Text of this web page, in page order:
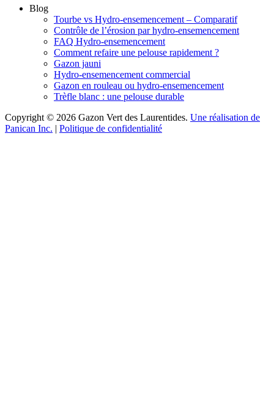
Blog
Tourbe vs Hydro-ensemencement – Comparatif
Contrôle de l’érosion par hydro-ensemencement
FAQ Hydro-ensemencement
Comment refaire une pelouse rapidement ?
Gazon jauni
Hydro-ensemencement commercial
Gazon en rouleau ou hydro-ensemencement
Trèfle blanc : une pelouse durable
Copyright © 2026 Gazon Vert des Laurentides. Une réalisation de
Panican Inc. | Politique de confidentialité